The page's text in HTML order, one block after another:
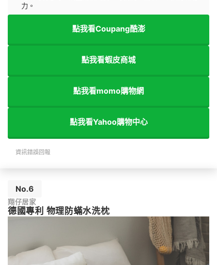
力。
點我看Coupang酷澎
點我看蝦皮商城
點我看momo購物網
點我看Yahoo購物中心
資訊錯誤回報
No.6
翔仔居家
德國專利 物理防蟎水洗枕